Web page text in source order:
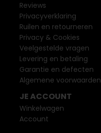
Reviews
Privacyverklaring
Ruilen en retourneren
Privacy & Cookies
Veelgestelde vragen
Levering en betaling
Garantie en defecten
Algemene voorwaarden
JE ACCOUNT
Winkelwagen
Account